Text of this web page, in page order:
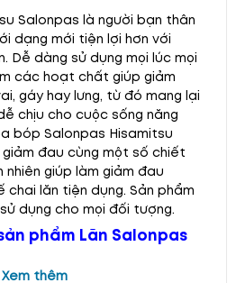
Salonpas là người bạn thân
dạng mới tiện lợi hơn với
Dễ dàng sử dụng mọi lúc mọi
các hoạt chất giúp giảm
gáy hay lưng, từ đó mang lại
chịu cho cuộc sống năng
bóp Salonpas Hisamitsu
đau cùng một số chiết
giúp làm giảm đau
chai lăn tiện dụng. Sản phẩm
dụng cho mọi đối tượng.
phẩm Lăn Salonpas
Xem thêm